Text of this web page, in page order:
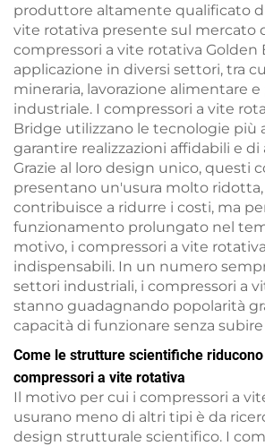
produttore altamente qualificato
vite rotativa presente sul mercato
compressori a vite rotativa Golden
applicazione in diversi settori, tra
mineraria, lavorazione alimentare
industriale. I compressori a vite
Bridge utilizzano le tecnologie più
garantire realizzazioni affidabili e di
Grazie al loro design unico, questi
presentano un'usura molto
contribuisce a ridurre i costi, ma
funzionamento prolungato nel
motivo, i compressori a vite
indispensabili. In un numero
settori industriali, i compressori a
stanno guadagnando popolarità
capacità di funzionare senza subire
Come le strutture scientifiche
compressori a vite rotativa
Il motivo per cui i compressori a
usurano meno di altri tipi è da
design strutturale scientifico. I